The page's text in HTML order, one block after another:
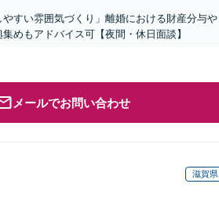
すい雰囲気づくり」離婚における財産分与や
めもアドバイス可【夜間・休日面談】
メールでお問い合わせ
滋賀県